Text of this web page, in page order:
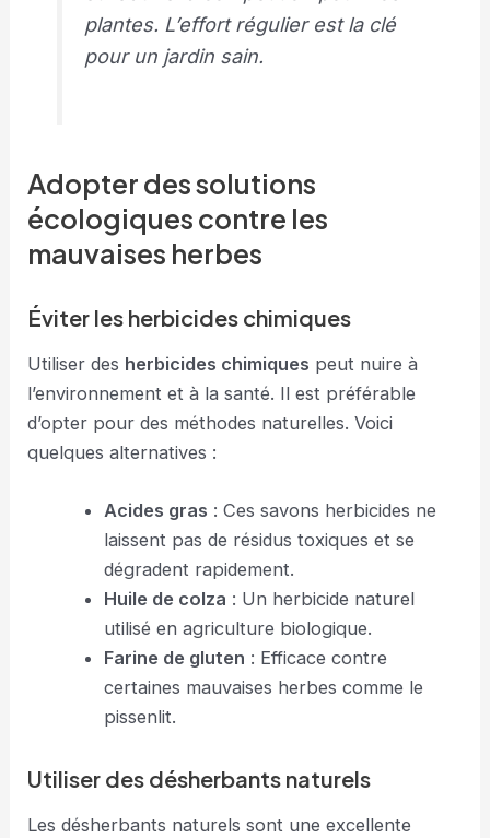
plantes. L’effort régulier est la clé
pour un jardin sain.
Adopter des solutions
écologiques contre les
mauvaises herbes
Éviter les herbicides chimiques
Utiliser des herbicides chimiques peut nuire à
l’environnement et à la santé. Il est préférable
d’opter pour des méthodes naturelles. Voici
quelques alternatives :
Acides gras : Ces savons herbicides ne
laissent pas de résidus toxiques et se
dégradent rapidement.
Huile de colza : Un herbicide naturel
utilisé en agriculture biologique.
Farine de gluten : Efficace contre
certaines mauvaises herbes comme le
pissenlit.
Utiliser des désherbants naturels
Les désherbants naturels sont une excellente